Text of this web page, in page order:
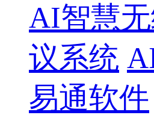
AI智慧
议系统
易通软件